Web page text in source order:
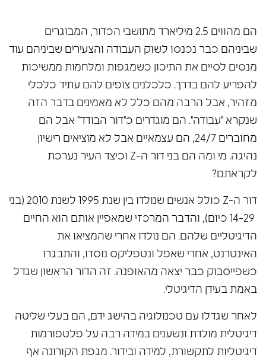
הם מהווים 2.5 מיליארד מתושבי הכדור, המבוגרים
שביניהם כבר נכנסו לשוק העבודה והצעירים שביניהם עוד
מנסים לסיים את התיכון כשמגפות ומלחמות ממשיכות
להפריע להם בדרך. כלכלנים צופים להם עתיד כלכלי
מזהיר, אבל הרבה מהם כלל לא מאמינים בדבר הזה
שנקרא "עבודה". הם מוגדרים כ"דור הבודד" אבל הם
מחוברים 24/7, הם עצמאיים אבל לא מוציאים רישיון
נהיגה. מי ומה הם בני דור ה-Z וכיצד העיר נערכת
לקראתם?
דור ה-Z כולל אנשים שנולדו בין שנת 1995 לשנת 2010 (בני
14-29 כיום), והדבר המרכזי שמאפיין אותם הוא החיים
הדיגיטליים שלהם. הם נולדו אחרי שהמציאו את
האינטרנט, אחרי שאפל ונטפליקס נוסדו, והתבגרו
כשפייסבוק כבר יצאה מהאופנה. זה הדור הראשון שגדל
באמת בעידן הדיגיטלי.
לאחר שגדלו עם טכנולוגיה בהישג ידם, הם בעלי שליטה
דיגיטלית מולדת ונשענים במידה רבה על פלטפורמות
דיגיטליות לתקשורת, למידה ובידור. מגפת הקורונה אף